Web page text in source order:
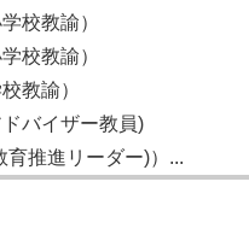
校教諭）
校教諭）
教諭）
ドバイザー教員)
推進リーダー)）...